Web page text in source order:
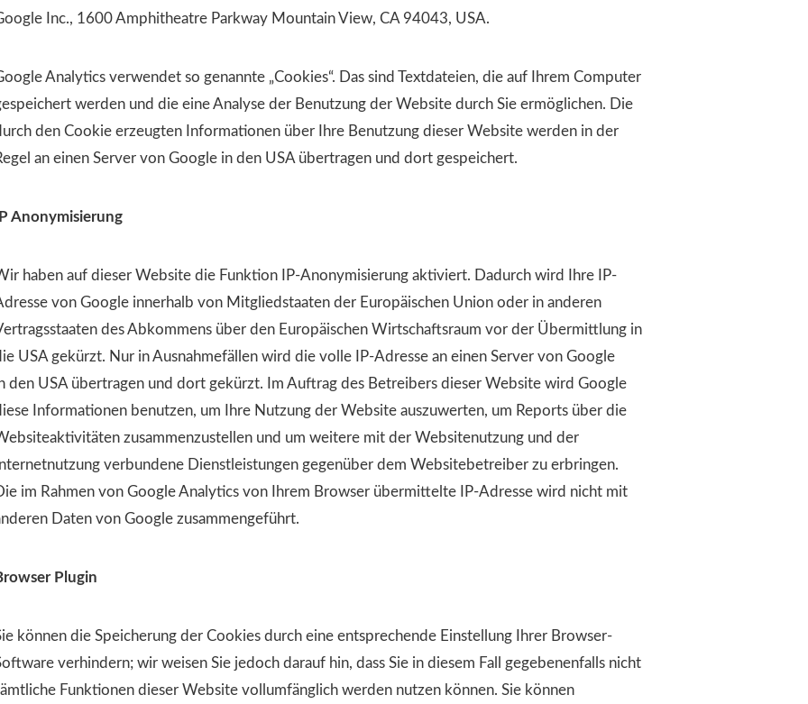
Inc., 1600 Amphitheatre Parkway Mountain View, CA 94043, USA.
Analytics verwendet so genannte „Cookies“. Das sind Textdateien, die auf Ihrem Computer
werden und die eine Analyse der Benutzung der Website durch Sie ermöglichen. Die
den Cookie erzeugten Informationen über Ihre Benutzung dieser Website werden in der
an einen Server von Google in den USA übertragen und dort gespeichert.
Anonymisierung
haben auf dieser Website die Funktion IP-Anonymisierung aktiviert. Dadurch wird Ihre IP-
von Google innerhalb von Mitgliedstaaten der Europäischen Union oder in anderen
des Abkommens über den Europäischen Wirtschaftsraum vor der Übermittlung in
USA gekürzt. Nur in Ausnahmefällen wird die volle IP-Adresse an einen Server von Google
den USA übertragen und dort gekürzt. Im Auftrag des Betreibers dieser Website wird Google
Informationen benutzen, um Ihre Nutzung der Website auszuwerten, um Reports über die
zusammenzustellen und um weitere mit der Websitenutzung und der
verbundene Dienstleistungen gegenüber dem Websitebetreiber zu erbringen.
im Rahmen von Google Analytics von Ihrem Browser übermittelte IP-Adresse wird nicht mit
Daten von Google zusammengeführt.
Plugin
können die Speicherung der Cookies durch eine entsprechende Einstellung Ihrer Browser-
verhindern; wir weisen Sie jedoch darauf hin, dass Sie in diesem Fall gegebenenfalls nicht
Funktionen dieser Website vollumfänglich werden nutzen können. Sie können